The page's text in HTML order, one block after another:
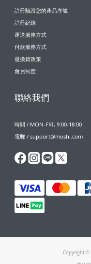
註冊驗證您的產品序號
註冊紀錄
運送服務方式
付款服務方式
退換貨政策
會員制度
聯絡我們
時間 / MON-FRI, 9:00-18:00
電郵 / support@moshi.com
Copyright ©